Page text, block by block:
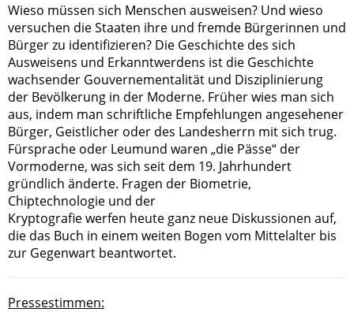
Wieso müssen sich Menschen ausweisen? Und wieso
versuchen die Staaten ihre und fremde Bürgerinnen und
Bürger zu identifizieren? Die Geschichte des sich
Ausweisens und Erkanntwerdens ist die Geschichte
wachsender Gouvernementalität und Disziplinierung
der Bevölkerung in der Moderne. Früher wies man sich
aus, indem man schriftliche Empfehlungen angesehener
Bürger, Geistlicher oder des Landesherrn mit sich trug.
Fürsprache oder Leumund waren „die Pässe“ der
Vormoderne, was sich seit dem 19. Jahrhundert
gründlich änderte. Fragen der Biometrie,
Chiptechnologie und der
Kryptografie werfen heute ganz neue Diskussionen auf,
die das Buch in einem weiten Bogen vom Mittelalter bis
zur Gegenwart beantwortet.
Pressestimmen: